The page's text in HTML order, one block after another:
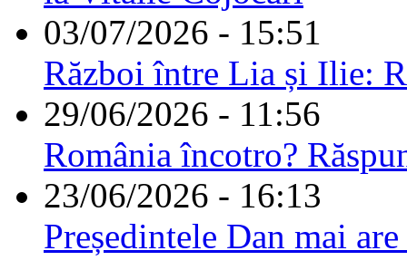
03/07/2026 - 15:51
Război între Lia și Ilie:
29/06/2026 - 11:56
România încotro?
23/06/2026 - 16:13
Președintele Dan mai